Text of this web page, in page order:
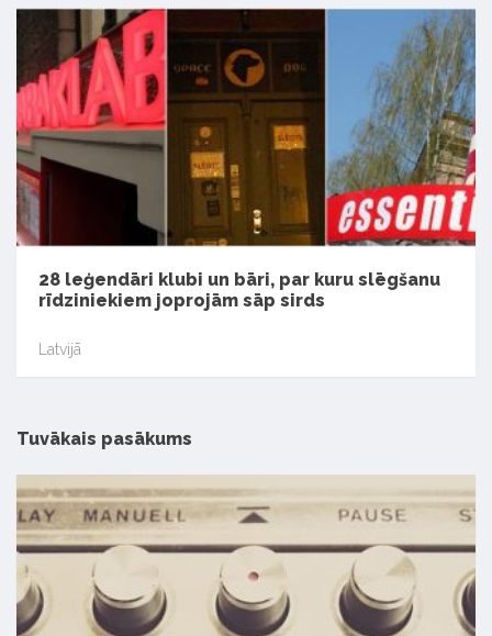
28 leģendāri klubi un bāri, par kuru slēgšanu
rīdziniekiem joprojām sāp sirds
Latvijā
Tuvākais pasākums